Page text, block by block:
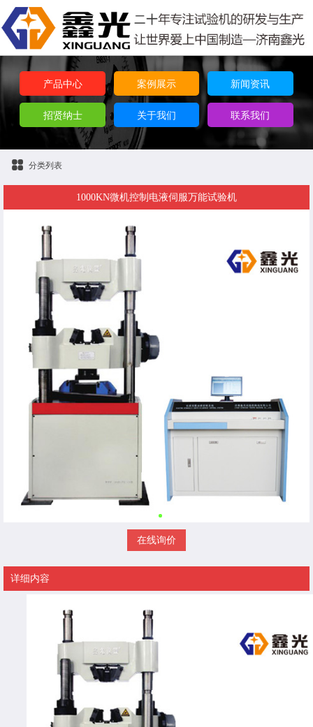
产品中心 案例展示 新闻资讯
招贤纳士 关于我们 联系我们
分类列表
1000KN微机控制电液伺服万能试验机
在线询价
详细内容